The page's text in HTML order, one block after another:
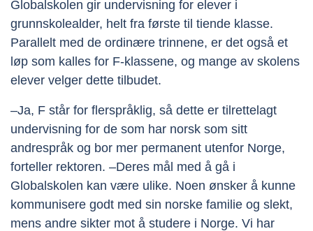
Globalskolen gir undervisning for elever i
grunnskolealder, helt fra første til tiende klasse.
Parallelt med de ordinære trinnene, er det også et
løp som kalles for F-klassene, og mange av skolens
elever velger dette tilbudet.
–Ja, F står for flerspråklig, så dette er tilrettelagt
undervisning for de som har norsk som sitt
andrespråk og bor mer permanent utenfor Norge,
forteller rektoren. –Deres mål med å gå i
Globalskolen kan være ulike. Noen ønsker å kunne
kommunisere godt med sin norske familie og slekt,
mens andre sikter mot å studere i Norge. Vi har